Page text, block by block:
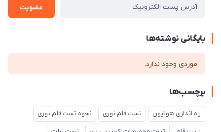
عضویت
بایگانی نوشته‌ها
موردی وجود ندارد.
برچسب‌ها
راه اندازی هوئیون تست قلم نوری نحوه تست قلم نوری